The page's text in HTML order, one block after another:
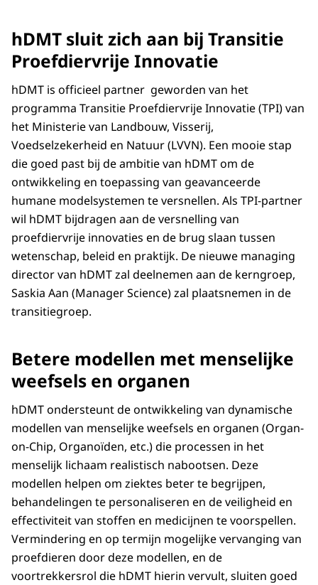
hDMT sluit zich aan bij Transitie
Proefdiervrije Innovatie
hDMT is officieel partner geworden van het
programma Transitie Proefdiervrije Innovatie (TPI) van
het Ministerie van Landbouw, Visserij,
Voedselzekerheid en Natuur (LVVN). Een mooie stap
die goed past bij de ambitie van hDMT om de
ontwikkeling en toepassing van geavanceerde
humane modelsystemen te versnellen. Als TPI-partner
wil hDMT bijdragen aan de versnelling van
proefdiervrije innovaties en de brug slaan tussen
wetenschap, beleid en praktijk. De nieuwe managing
director van hDMT zal deelnemen aan de kerngroep,
Saskia Aan (Manager Science) zal plaatsnemen in de
transitiegroep.
Betere modellen met menselijke
weefsels en organen
hDMT ondersteunt de ontwikkeling van dynamische
modellen van menselijke weefsels en organen (Organ-
on-Chip, Organoïden, etc.) die processen in het
menselijk lichaam realistisch nabootsen. Deze
modellen helpen om ziektes beter te begrijpen,
behandelingen te personaliseren en de veiligheid en
effectiviteit van stoffen en medicijnen te voorspellen.
Vermindering en op termijn mogelijke vervanging van
proefdieren door deze modellen, en de
voortrekkersrol die hDMT hierin vervult, sluiten goed